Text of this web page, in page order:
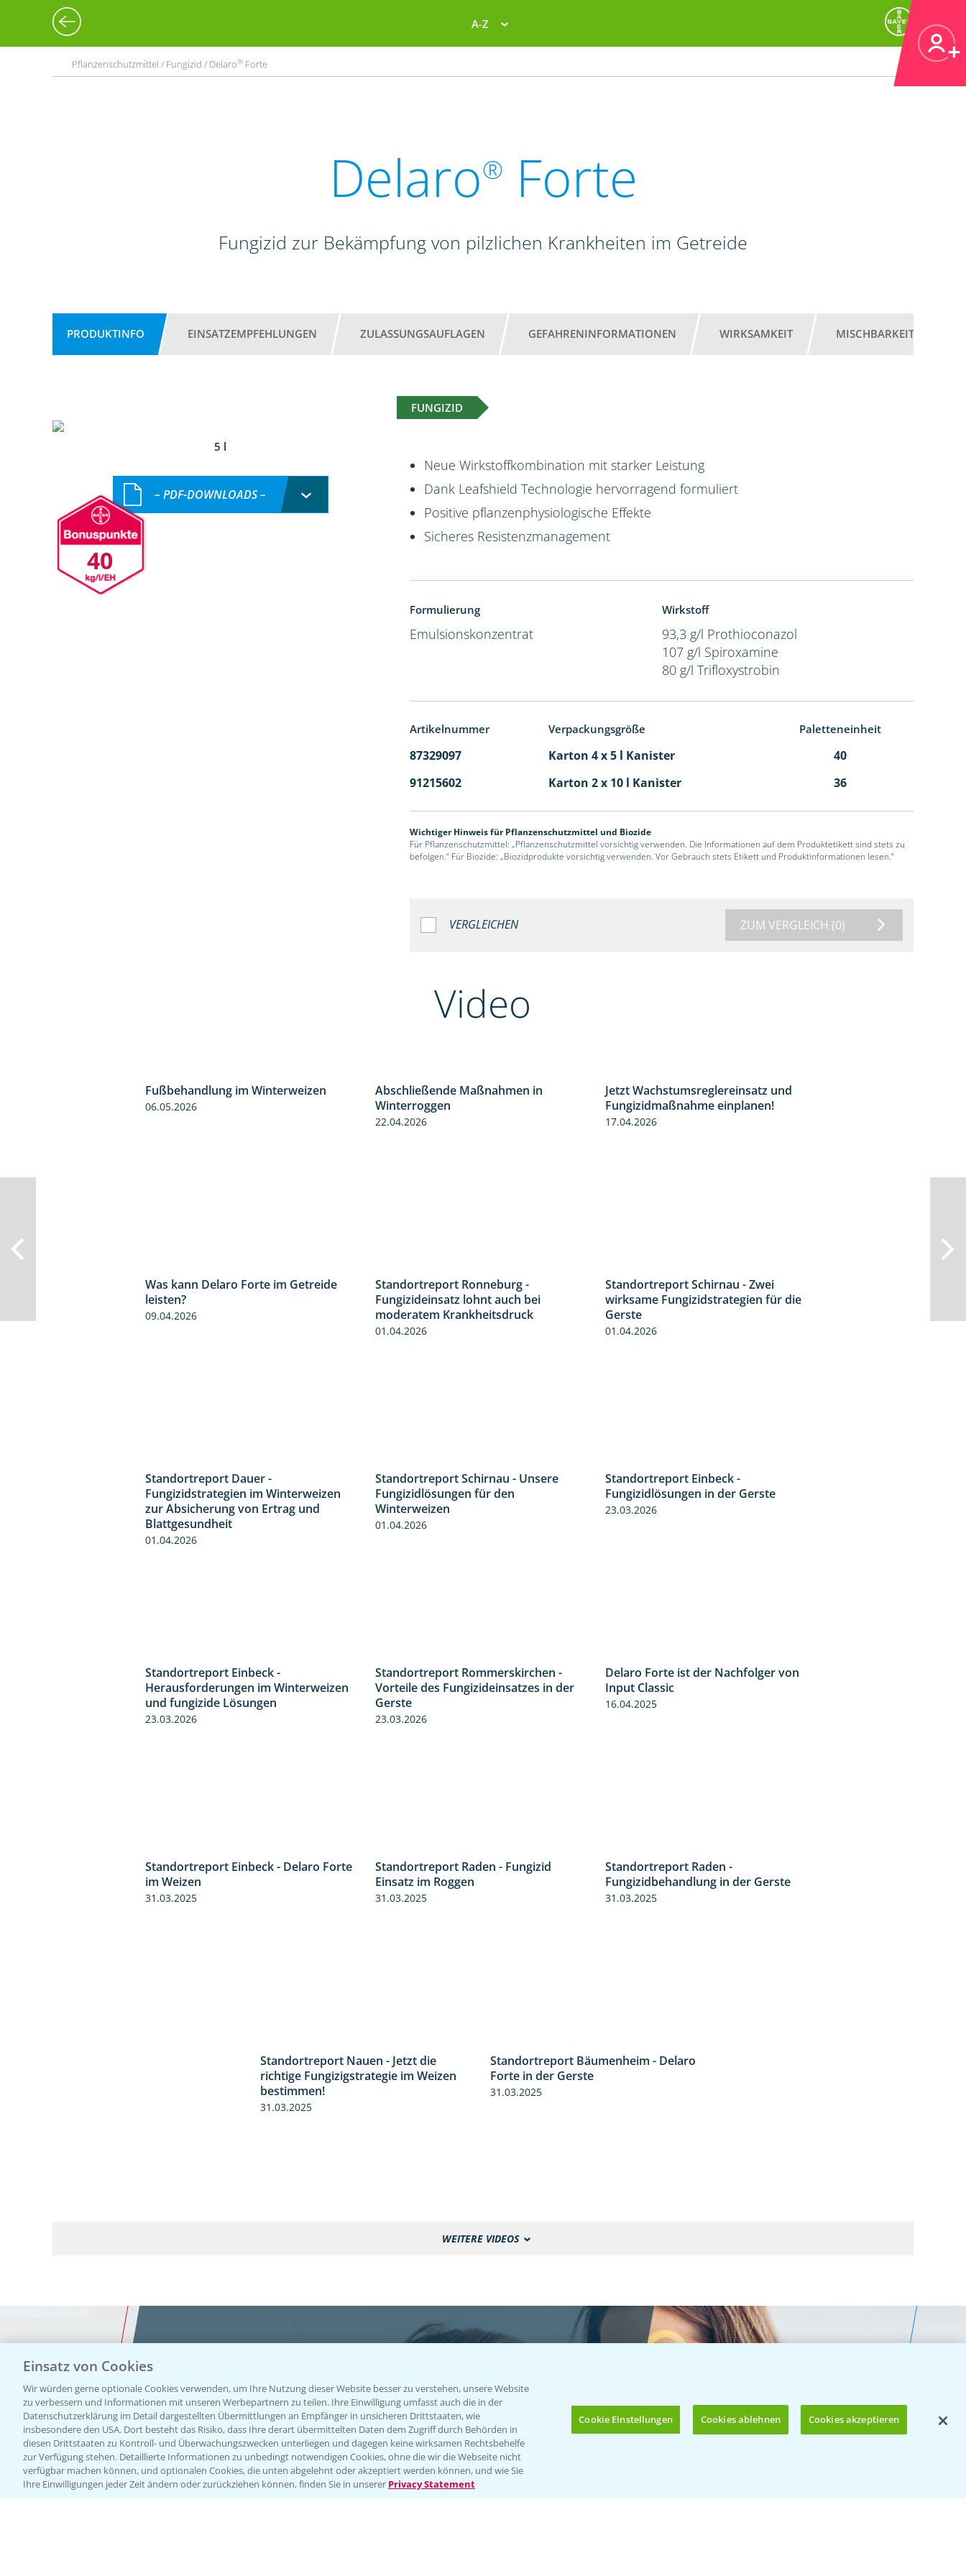
A-Z
Pflanzenschutzmittel / Fungizid / Delaro® Forte
Delaro® Forte
Fungizid zur Bekämpfung von pilzlichen Krankheiten im Getreide
PRODUKTINFO EINSATZEMPFEHLUNGEN ZULASSUNGSAUFLAGEN GEFAHRENINFORMATIONEN WIRKSAMKEIT MISCHBARKEIT
FUNGIZID
5 l
40
– PDF-DOWNLOADS –
Neue Wirkstoffkombination mit starker Leistung
Dank Leafshield Technologie hervorragend formuliert
Positive pflanzenphysiologische Effekte
Sicheres Resistenzmanagement
Formulierung
Emulsionskonzentrat
Wirkstoff
93,3 g/l Prothioconazol
107 g/l Spiroxamine
80 g/l Trifloxystrobin
Artikelnummer Verpackungsgröße Paletteneinheit
87329097 Karton 4 x 5 l Kanister
40
91215602
Karton 2 x 10 l Kanister 36
Wichtiger Hinweis für Pflanzenschutzmittel und Biozide
Für Pflanzenschutzmittel: „Pflanzenschutzmittel vorsichtig verwenden. Die Informationen auf dem Produktetikett sind stets zu
befolgen.“ Für Biozide: „Biozidprodukte vorsichtig verwenden. Vor Gebrauch stets Etikett und Produktinformationen lesen.“
VERGLEICHEN ZUM VERGLEICH (0)
Video
Fußbehandlung im Winterweizen
06.05.2026
Abschließende Maßnahmen in
Winterroggen
22.04.2026
Jetzt Wachstumsreglereinsatz und
Fungizidmaßnahme einplanen!
17.04.2026
Was kann Delaro Forte im Getreide
leisten?
09.04.2026
Standortreport Ronneburg -
Fungizideinsatz lohnt auch bei
moderatem Krankheitsdruck
01.04.2026
4:27
Standortreport Schirnau - Zwei
wirksame Fungizidstrategien für die
Gerste
01.04.2026
5:10
Standortreport Dauer -
Fungizidstrategien im Winterweizen
zur Absicherung von Ertrag und
Blattgesundheit
01.04.2026
Standortreport Schirnau - Unsere
Fungizidlösungen für den
Winterweizen
01.04.2026
Standortreport Einbeck -
Fungizidlösungen in der Gerste
23.03.2026
7:08
Standortreport Einbeck -
Herausforderungen im Winterweizen
und fungizide Lösungen
23.03.2026
5:47
Standortreport Rommerskirchen -
Vorteile des Fungizideinsatzes in der
Gerste
23.03.2026
Delaro Forte ist der Nachfolger von
Input Classic
16.04.2025
Standortreport Einbeck - Delaro Forte
im Weizen
31.03.2025
Standortreport Raden - Fungizid
Einsatz im Roggen
31.03.2025
4:49
Standortreport Raden -
Fungizidbehandlung in der Gerste
31.03.2025
3:33
Standortreport Nauen - Jetzt die
richtige Fungizigstrategie im Weizen
bestimmen!
31.03.2025
Standortreport Bäumenheim - Delaro
Forte in der Gerste
31.03.2025
WEITERE VIDEOS
Bis zu 4 Produkte vergleichen:
Vegetables by Bayer
Gemüsesaatgut
von Vegetables
Einsatz von Cookies
Wir würden gerne optionale Cookies verwenden, um Ihre Nutzung dieser Website besser zu verstehen, unsere Website
zu verbessern und Informationen mit unseren Werbepartnern zu teilen. Ihre Einwilligung umfasst auch die in der
Datenschutzerklärung im Detail dargestellten Übermittlungen an Empfänger in unsicheren Drittstaaten, wie
insbesondere den USA. Dort besteht das Risiko, dass Ihre derart übermittelten Daten dem Zugriff durch Behörden in
diesen Drittstaaten zu Kontroll- und Überwachungszwecken unterliegen und dagegen keine wirksamen Rechtsbehelfe
zur Verfügung stehen. Detaillierte Informationen zu unbedingt notwendigen Cookies, ohne die wir die Webseite nicht
verfügbar machen können, und optionalen Cookies, die unten abgelehnt oder akzeptiert werden können, und wie Sie
Ihre Einwilligungen jeder Zeit ändern oder zurückziehen können, finden Sie in unserer Privacy Statement
Cookie Einstellungen Cookies ablehnen Cookies akzeptieren